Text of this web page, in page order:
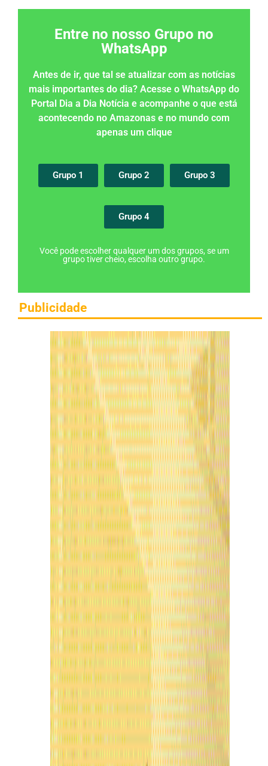
Entre no nosso Grupo no
WhatsApp
Antes de ir, que tal se atualizar com as notícias
mais importantes do dia? Acesse o WhatsApp do
Portal Dia a Dia Notícia e acompanhe o que está
acontecendo no Amazonas e no mundo com
apenas um clique
Grupo 1 Grupo 2 Grupo 3
Grupo 4
Você pode escolher qualquer um dos grupos, se um
grupo tiver cheio, escolha outro grupo.
Publicidade